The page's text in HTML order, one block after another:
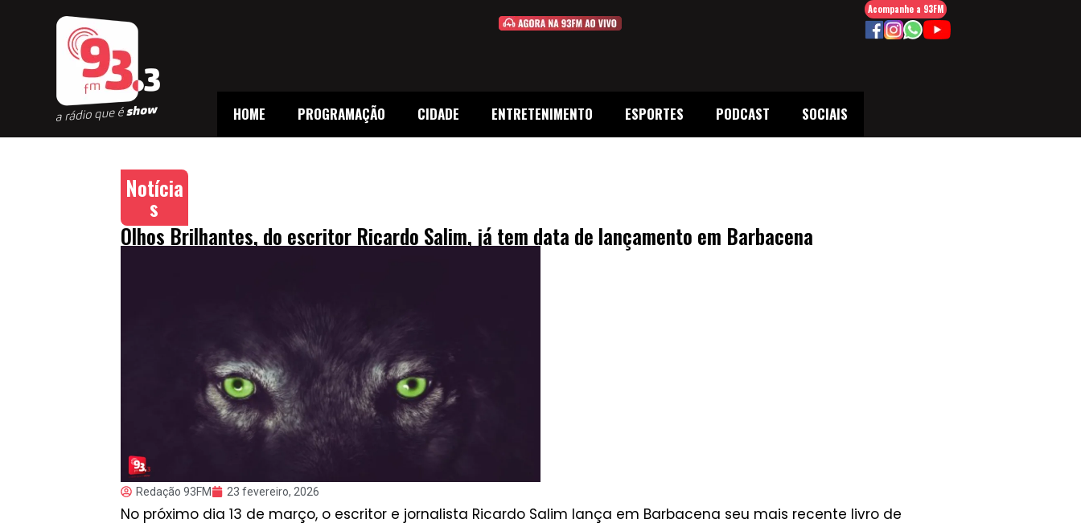
HOME PROGRAMAÇÃO CIDADE ENTRETENIMENTO ESPORTES PODCAST SOCIAIS
Acompanhe a 93FM
Notícia
s
Olhos Brilhantes, do escritor Ricardo Salim, já tem data de lançamento em Barbacena
Redação 93FM 23 fevereiro, 2026
No próximo dia 13 de março, o escritor e jornalista Ricardo Salim lança em Barbacena seu mais recente livro de